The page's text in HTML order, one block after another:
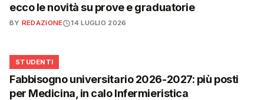
ecco le novità su prove e graduatorie
BY REDAZIONE 14 LUGLIO 2026
🎓
STUDENTI
Fabbisogno universitario 2026-2027: più posti
per Medicina, in calo Infermieristica